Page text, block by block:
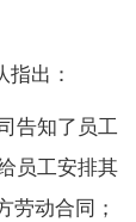
出：
告知了员工
员工安排其
劳动合同；